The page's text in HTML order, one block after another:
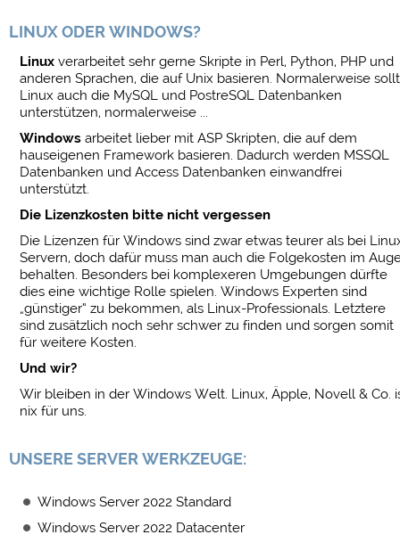
LINUX ODER WINDOWS?
Linuxverarbeitet sehr gerne Skripte in Perl, Python, PHP und
anderen Sprachen, die auf Unix basieren. Normalerweise
Linux auch die MySQL und PostreSQL Datenbanken
unterstützen, normalerweise ...
Windowsarbeitet lieber mit ASP Skripten, die auf dem
hauseigenen Framework basieren. Dadurch werden MSSQL
Datenbanken und Access Datenbanken einwandfrei
unterstützt.
Die Lizenzkosten bitte nicht vergessen
Die Lizenzen für Windows sind zwar etwas teurer als bei
Servern, doch dafür muss man auch die Folgekosten im
behalten. Besonders bei komplexeren Umgebungen dürfte
dies eine wichtige Rolle spielen. Windows Experten sind
„günstiger“ zu bekommen, als Linux-Professionals. Letztere
sind zusätzlich noch sehr schwer zu finden und sorgen somit
für weitere Kosten.
Und wir?
Wir bleiben in der Windows Welt. Linux, Äpple, Novell & Co.
nix für uns.
UNSERE SERVER WERKZEUGE:
Windows Server 2022 Standard
Windows Server 2022 Datacenter